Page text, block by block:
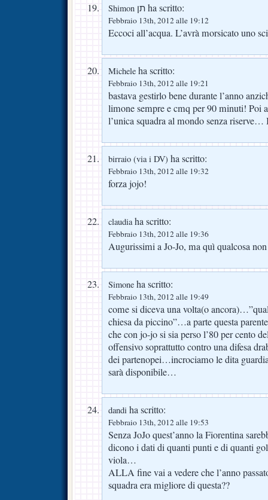
Shimon תן ha scritto:
Febbraio 13th, 2012 alle 19:12
Eccoci all’acqua. L’avrà morsicato uno
Michele ha scritto:
Febbraio 13th, 2012 alle 19:21
bastava gestirlo bene durante l’anno
limone sempre e cmq per 90 minuti! Poi
l’unica squadra al mondo senza riserve…
birraio (via i DV) ha scritto:
Febbraio 13th, 2012 alle 19:32
forza jojo!
claudiaha scritto:
Febbraio 13th, 2012 alle 19:36
Augurissimi a Jo-Jo, ma quì qualcosa
Simone ha scritto:
Febbraio 13th, 2012 alle 19:49
come si diceva una volta(o
chiesa da piccino”…a parte questa
che con jo-jo si sia perso l’80 per cento
offensivo soprattutto contro una difesa
dei partenopei…incrociamo le dita
sarà disponibile…
dandi ha scritto:
Febbraio 13th, 2012 alle 19:53
Senza JoJo quest’anno la Fiorentina
dicono i dati di quanti punti e di quanti
viola…
ALLA fine vai a vedere che l’anno
squadra era migliore di questa??